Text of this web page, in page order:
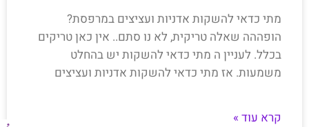
מתי כדאי להשקות אדניות ועציצים במרפסת?
הופההה שאלה טריקית, לא נו סתם.. אין כאן טריקים
בכלל. לעניין ה מתי כדאי להשקות יש בהחלט
משמעות. אז מתי כדאי להשקות אדניות ועציצים
קרא עוד »